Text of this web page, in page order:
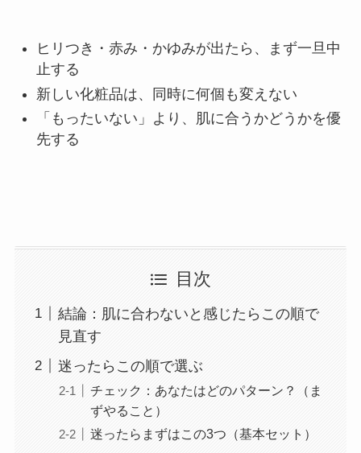
ヒリつき・赤み・かゆみが出たら、まず一旦中
止する
新しい化粧品は、同時に何個も変えない
「もったいない」より、肌に合うかどうかを優
先する
目次
結論：肌に合わないと感じたらこの順で
見直す
迷ったらこの順で選ぶ
チェック：あなたはどのパターン？（ま
ずやること）
迷ったらまずはこの3つ（基本セット）